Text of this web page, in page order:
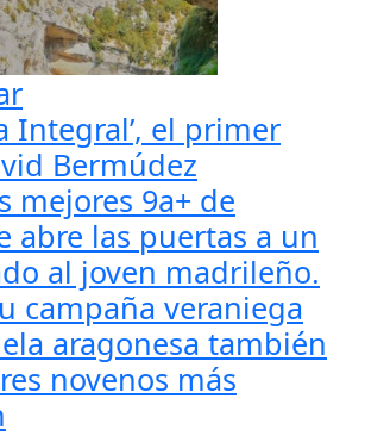
Integral’, el primer
Bermúdez
mejores 9a+ de
abre las puertas a un
al joven madrileño.
campaña veraniega
aragonesa también
novenos más